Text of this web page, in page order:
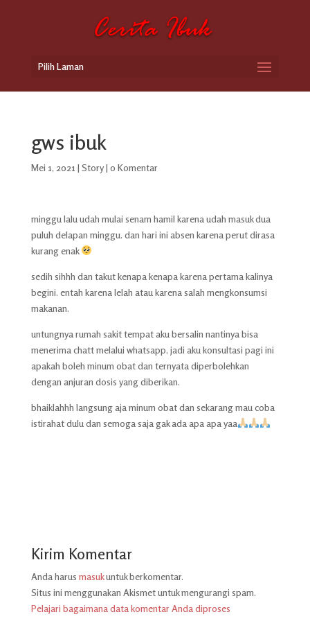
Pilih Laman
gws ibuk
Mei 1, 2021 | Story| 0 Komentar
minggu lalu udah mulai senam hamil karena udah masuk dua
puluh delapan minggu. dan hari ini absen karena perut dirasa
kurang enak
sedih sihhh dan takut kenapa kenapa karena pertama kalinya
begini. entah karena lelah atau karena salah mengkonsumsi
makanan.
untungnya rumah sakit tempat aku bersalin nantinya bisa
menerima chatt melalui whatsapp, jadi aku konsultasi pagi ini
apakah boleh minum obat dan ternyata diperbolehkan
dengan anjuran dosis yang diberikan.
bhaiklahhh langsung aja minum obat dan sekarang mau coba
istirahat dulu dan semoga saja gak ada apa apa yaa
Kirim Komentar
Anda harus masukuntuk berkomentar.
Situs ini menggunakan Akismet untuk mengurangi spam.
Pelajari bagaimana data komentar Anda diproses